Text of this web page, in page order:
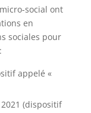
social ont
en
sociales pour
appelé «
(dispositif